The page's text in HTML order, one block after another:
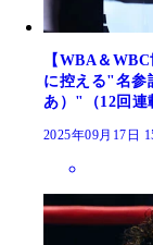
【WBA＆
に控える"名参
あ）"（12回
2025年09月17日